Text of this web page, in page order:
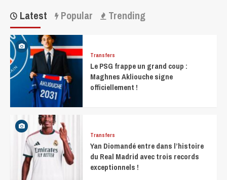
Latest Popular Trending
Transfers
Le PSG frappe un grand coup :
Maghnes Akliouche signe
officiellement !
Transfers
Yan Diomandé entre dans l’histoire
du Real Madrid avec trois records
exceptionnels !